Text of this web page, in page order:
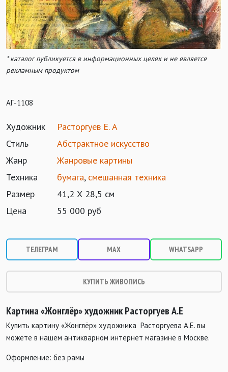
* каталог публикуется в информационных целях и не является
рекламным продуктом
АГ-1108
Художник
Расторгуев Е. А
Стиль
Абстрактное искусство
Жанр
Жанровые картины
Техника
бумага, смешанная техника
Размер
41,2 Х 28,5 см
Цена
55 000 руб
ТЕЛЕГРАМ MAX WHATSAPP
КУПИТЬ ЖИВОПИСЬ
Картина «Жонглёр» художникРасторгуевА.Е
Купить картину «Жонглёр» художника Расторгуева А.Е. вы
можете в нашем антикварном интернет магазине в Москве.
Оформление: без рамы